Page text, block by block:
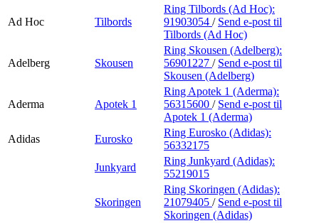
Ad Hoc Tilbords
Ring Tilbords (Ad Hoc):
91903054 / Send e-post til
Tilbords (Ad Hoc)
Adelberg Skousen
Ring Skousen (Adelberg):
56901227 / Send e-post til
Skousen (Adelberg)
Aderma Apotek 1
Ring Apotek 1 (Aderma):
56315600 / Send e-post til
Apotek 1 (Aderma)
Adidas
Eurosko
Ring Eurosko (Adidas):
56332175
Junkyard
Ring Junkyard (Adidas):
55219015
Skoringen
Ring Skoringen (Adidas):
21079405 / Send e-post til
Skoringen (Adidas)